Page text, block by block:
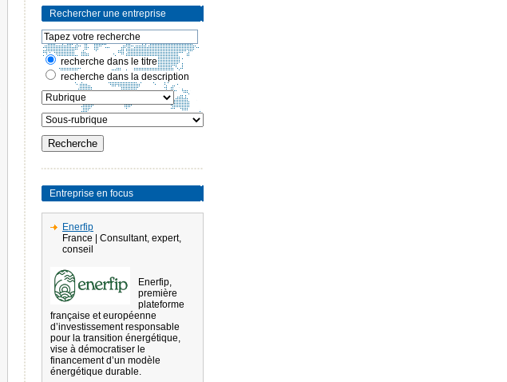
Rechercher une entreprise
recherche dans le titre
recherche dans la description
Entreprise en focus
Enerfip
France | Consultant, expert,
conseil
Enerfip,
première
plateforme
française et européenne
d’investissement responsable
pour la transition énergétique,
vise à démocratiser le
financement d’un modèle
énergétique durable.